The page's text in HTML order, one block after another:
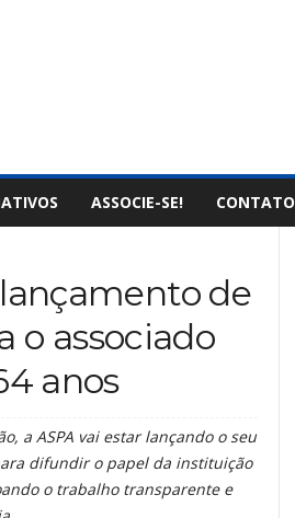
ASSOCIE-SE! CONTATO
de
o associado
anos
a ASPA vai estar lançando o seu
difundir o papel da instituição
o trabalho transparente e